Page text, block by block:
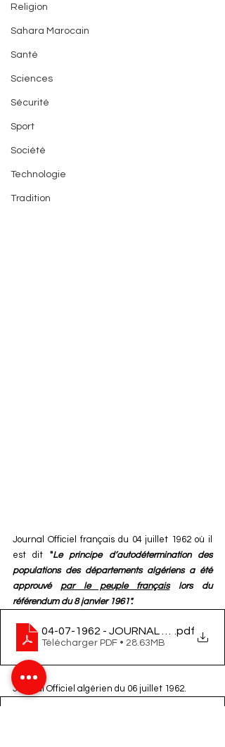
Religion
Sahara Marocain
Santé
Sciences
Sécurité
Sport
Société
Technologie
Tradition
Journal Officiel français du 04 juillet 1962 où il
est dit "Le principe d’autodétermination des
populations des départements algériens a été
approuvé par le peuple français lors du
référendum du 8 janvier 1961".
04-07-1962 - JOURNAL OFFICIEL
.pdf
Télécharger PDF • 28.63MB
Journal Officiel algérien du 06 juillet 1962.